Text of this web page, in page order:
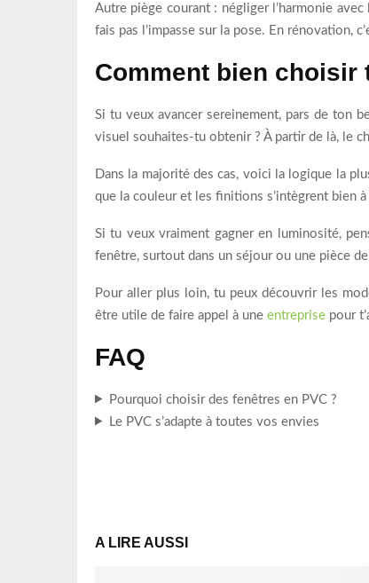
Autre piège courant : négliger l’harmonie
fais pas l’impasse sur la pose. En rénovation,
Comment bien choisir
Si tu veux avancer sereinement, pars de ton
visuel souhaites-tu obtenir ? À partir de là, le
Dans la majorité des cas, voici la logique la
que la couleur et les finitions s’intègrent bien
Si tu veux vraiment gagner en luminosité,
fenêtre, surtout dans un séjour ou une pièce
Pour aller plus loin, tu peux découvrir les
être utile de faire appel à une entreprise pour
FAQ
Pourquoi choisir des fenêtres en PVC ?
Le PVC s’adapte à toutes vos envies
A LIRE AUSSI